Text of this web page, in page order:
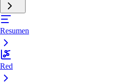
Resumen
Red